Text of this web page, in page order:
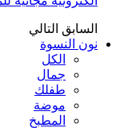
السابق التالي
نون النسوة
الكل
جمال
طفلك
موضة
المطبخ